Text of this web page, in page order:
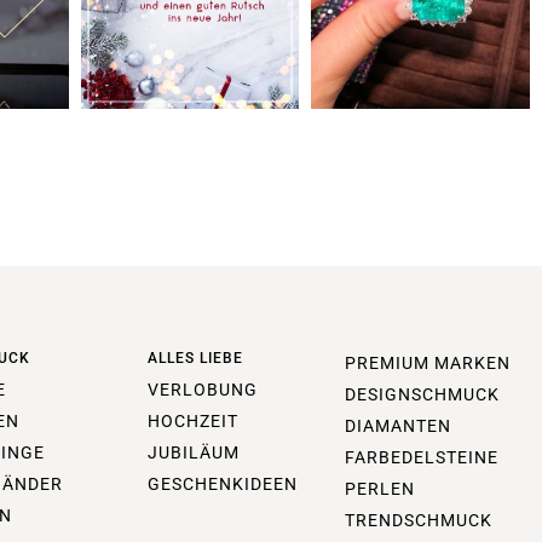
ALLES LIEBE
VERLOBUNG
HOCHZEIT
JUBILÄUM
GESCHENKIDEEN
PREMIUM MARKEN
DESIGNSCHMUCK
DIAMANTEN
FARBEDELSTEINE
PERLEN
TRENDSCHMUCK